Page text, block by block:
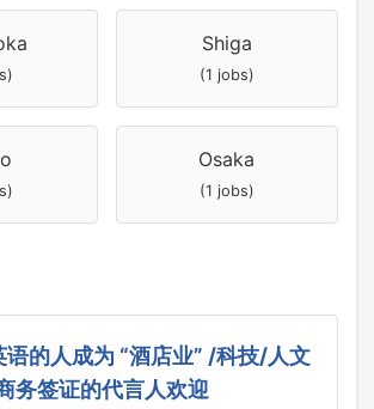
Shiga
(1 jobs)
Osaka
(1 jobs)
语的人成为 “酒店业” /科技/人文
务签证的代言人欢迎